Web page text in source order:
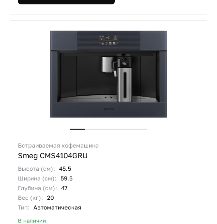
Встраиваемая кофемашина
Smeg CMS4104GRU
Высота (см): 45.5
Ширина (см): 59.5
Глубина (см): 47
Вес (кг): 20
Тип: Автоматическая
В наличии